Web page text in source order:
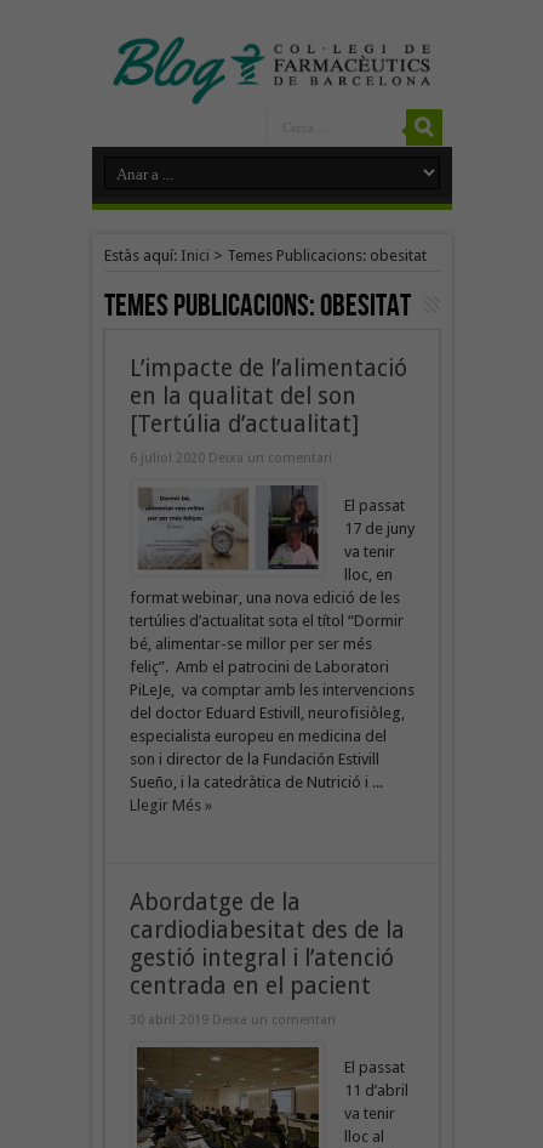
Estàs aquí: Inici > Temes Publicacions: obesitat
Temes Publicacions:obesitat
L’impacte de l’alimentació
en la qualitat del son
[Tertúlia d’actualitat]
6 juliol 2020 Deixa un comentari
El passat
17 de juny
va tenir
lloc, en
format webinar, una nova edició de les
tertúlies d’actualitat sota el títol “Dormir
bé, alimentar-se millor per ser més
feliç”. Amb el patrocini de Laboratori
PiLeJe, va comptar amb les intervencions
del doctor Eduard Estivill, neurofisiòleg,
especialista europeu en medicina del
son i director de la Fundación Estivill
Sueño, i la catedràtica de Nutrició i ...
Llegir Més »
Abordatge de la
cardiodiabesitat des de la
gestió integral i l’atenció
centrada en el pacient
30 abril 2019 Deixa un comentari
El passat
11 d’abril
va tenir
lloc al